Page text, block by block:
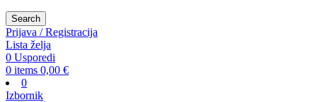
Search
Prijava / Registracija
Lista želja
0 Usporedi
0 items 0,00 €
0
Izbornik